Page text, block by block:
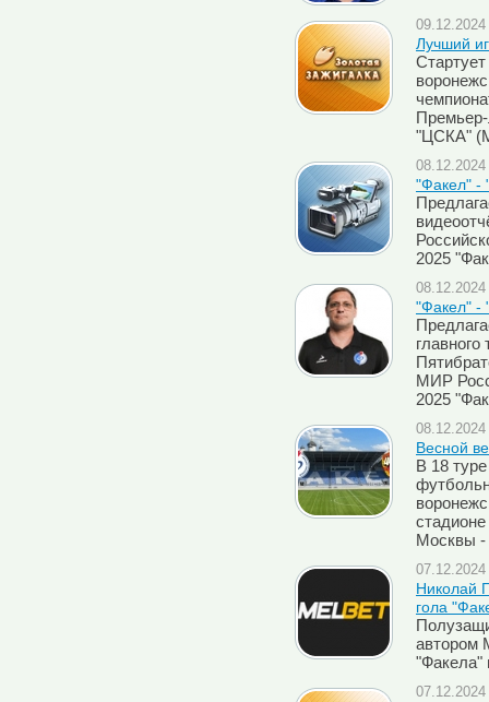
Лучший
"ЦСКА"
"Факел" -
2025
"Факел" -
МИР
2025
Весной
В 18
Москвы -
Николай
гола
автором
"Факела"